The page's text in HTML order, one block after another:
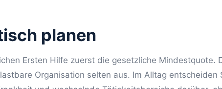
planen
Ersten Hilfe zuerst die gesetzliche Mindestquote.
Organisation selten aus. Im Alltag entscheiden